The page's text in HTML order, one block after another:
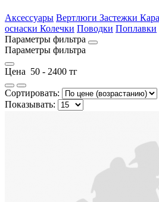
Аксессуары Вертлюги Застежки
оснаски Колечки Поводки Поплавки
Параметры фильтра
Параметры фильтра
Цена 50 - 2400 тг
Сортировать:
Показывать: